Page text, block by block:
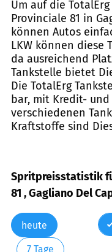
Um auf die
Provinciale 81 in
können Autos
LKW können diese
da ausreichend
Tankstelle bietet
Die TotalErg
bar, mit Kredit-
verschiedenen
Kraftstoffe sind
Spritpreisstatistik
81 , Gagliano Del
heute
7 Tage